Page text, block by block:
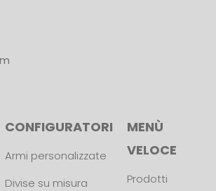
CONFIGURATORI
Armi personalizzate
Divise su misura
MENÙ
VELOCE
Prodotti